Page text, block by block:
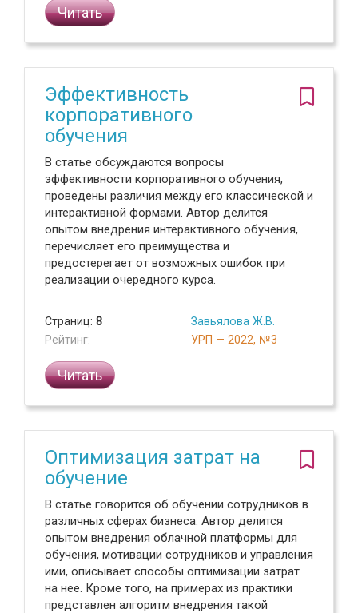
Читать
Эффективность
корпоративного
обучения
В статье обсуждаются вопросы
эффективности корпоративного обучения,
проведены различия между его классической и
интерактивной формами. Автор делится
опытом внедрения интерактивного обучения,
перечисляет его преимущества и
предостерегает от возможных ошибок при
реализации очередного курса.
Страниц: 8
Рейтинг:
Завьялова Ж.В.
УРП — 2022, №3
Читать
Оптимизация затрат на
обучение
В статье говорится об обучении сотрудников в
различных сферах бизнеса. Автор делится
опытом внедрения облачной платформы для
обучения, мотивации сотрудников и управления
ими, описывает способы оптимизации затрат
на нее. Кроме того, на примерах из практики
представлен алгоритм внедрения такой